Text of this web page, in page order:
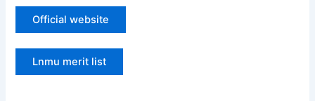
Official website
Lnmu merit list